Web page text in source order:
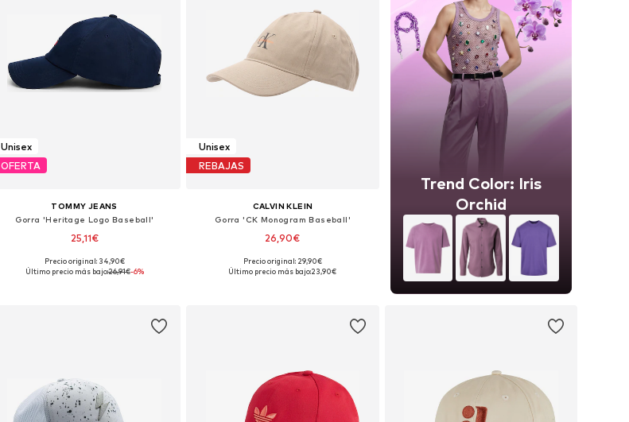
Unisex
OFERTA
TOMMY JEANS
Gorra 'Heritage Logo Baseball'
25,11€
+2
Tallas disponibles: 55-60
Precio original: 34,90€
Último precio más bajo:26,91€-6%
Unisex
REBAJAS
CALVIN KLEIN
Gorra 'CK Monogram Baseball'
26,90€
Tallas disponibles: 55-60
Precio original: 29,90€
Último precio más bajo:23,90€
Trend Color: Iris
Orchid